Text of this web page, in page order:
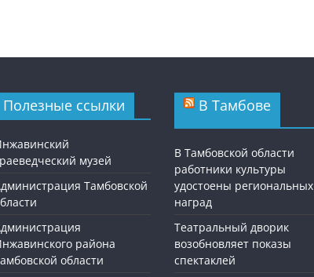
Полезные ссылки
музей
Тамбовской
района
области
В Тамбове
В Тамбовской области
работники культуры
удостоены региональных
наград
Театральный дворик
возобновляет показы
спектаклей